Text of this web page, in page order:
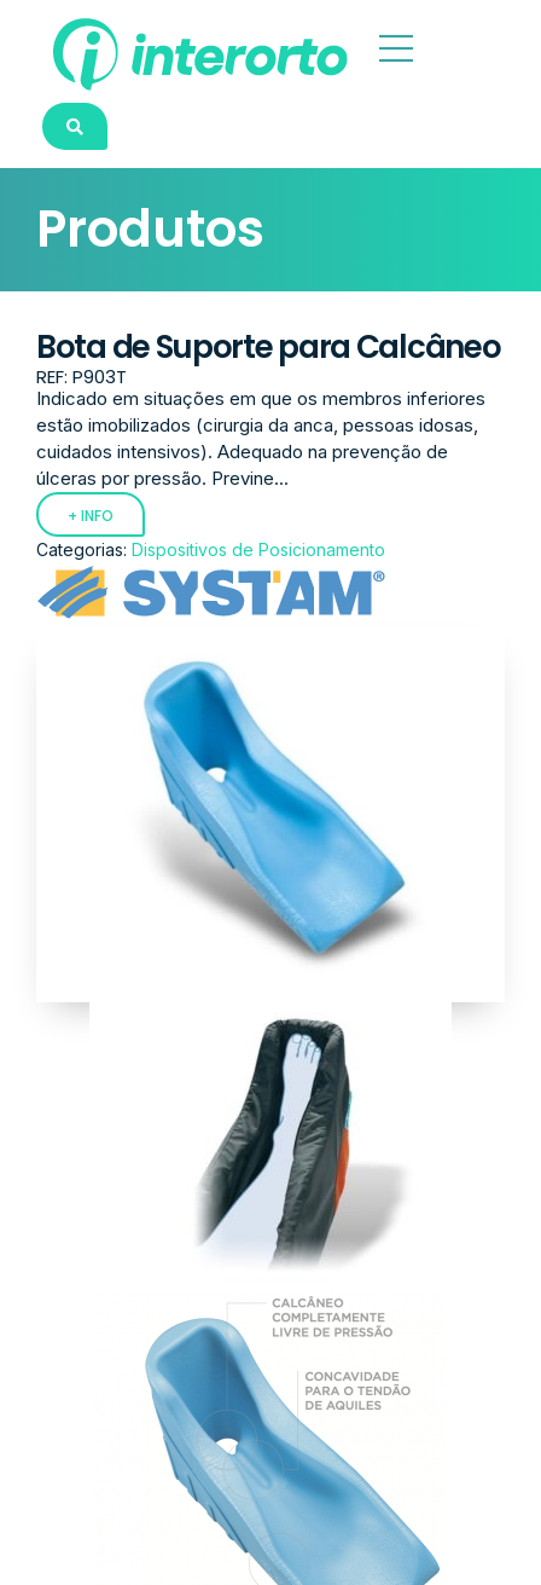
Produtos
Bota de Suporte para Calcâneo
REF: P903T
Indicado em situações em que os membros inferiores
estão imobilizados (cirurgia da anca, pessoas idosas,
cuidados intensivos). Adequado na prevenção de
úlceras por pressão. Previne...
+ INFO
Categorias: Dispositivos de Posicionamento